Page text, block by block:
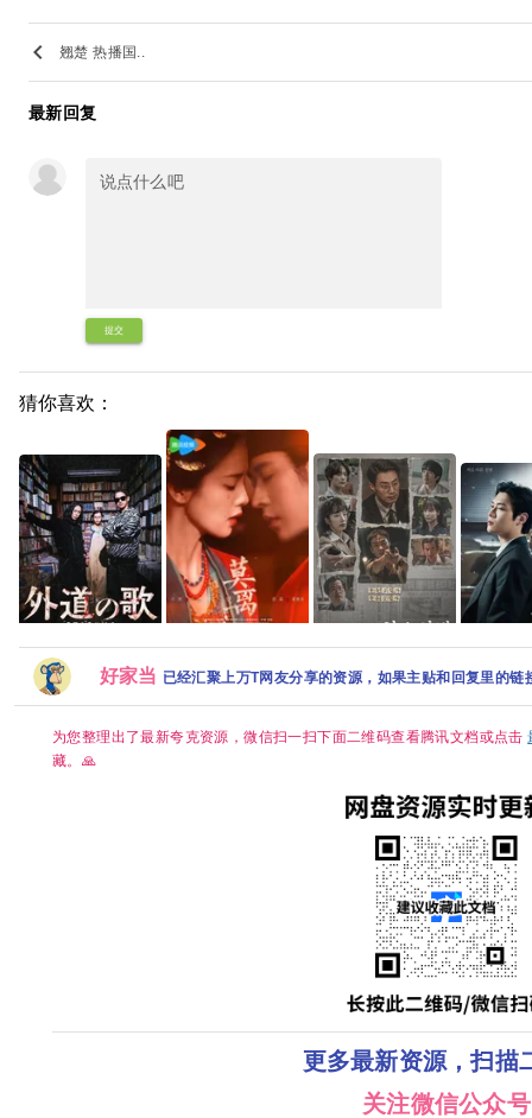
keyboard_arrow_left 翘楚 热播国..
最新回复
提交
猜你喜欢：
外道之歌 第二季
(2026)【附1~2季】
剧情 / 悬疑 又名: 外道
金许配废物王爷 夸克
稻草人(2026) [韩剧]
中字][4GB集]
韩剧|检察
好家当 已经汇聚上万T网友分享的资源，如果主贴和回复里的
为您整理出了最新夸克资源，微信扫一扫下面二维码查看腾讯文档或点击
藏。🙏
更多最新资源，扫描
关注微信公众号